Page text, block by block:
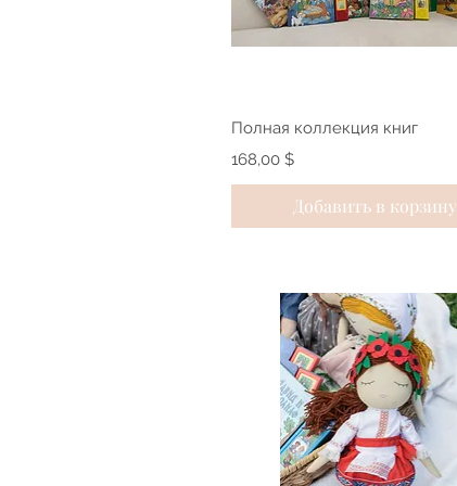
Быстрый просмотр
Полная коллекция книг
Цена
168,00 $
Добавить в корзину